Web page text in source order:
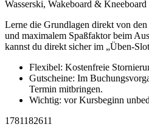
Wasserski, Wakeboard &
Lerne die Grundlagen direkt von
und maximalem Spaßfaktor beim
kannst du direkt sicher im „Üben-
Flexibel: Kostenfreie
Gutscheine: Im
Termin mitbringen.
Wichtig: vor Kursbeginn
1781182611